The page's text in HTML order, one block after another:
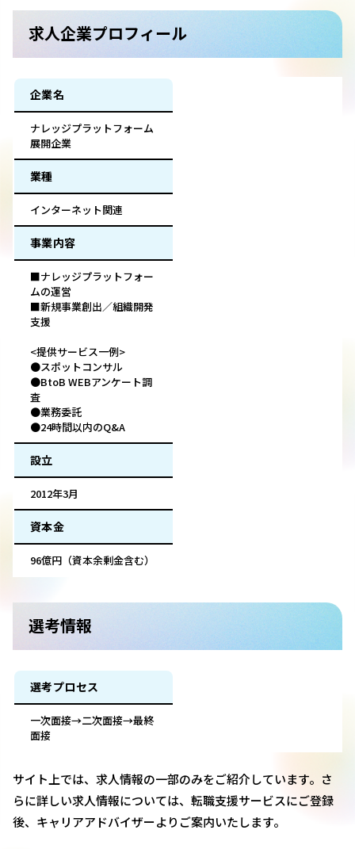
求人企業プロフィール
企業名
ナレッジプラットフォーム
展開企業
業種
インターネット関連
事業内容
■ナレッジプラットフォー
ムの運営
■新規事業創出／組織開発
支援
<提供サービス一例>
●スポットコンサル
●BtoB WEBアンケート調
査
●業務委託
●24時間以内のQ&A
設立
2012年3月
資本金
96億円（資本余剰金含む）
選考情報
選考プロセス
一次面接→二次面接→最終
面接
サイト上では、求人情報の一部のみをご紹介しています。さ
らに詳しい求人情報については、転職支援サービスにご登録
後、キャリアアドバイザーよりご案内いたします。